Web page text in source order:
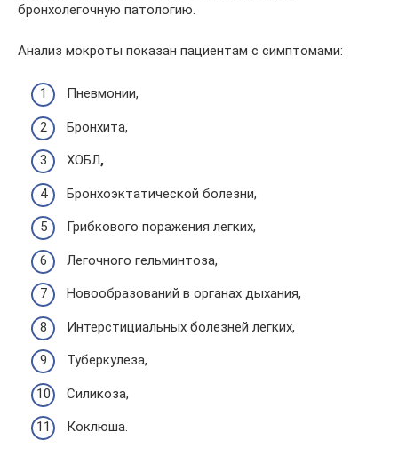
бронхолегочную патологию.
Анализ мокроты показан пациентам с симптомами:
Пневмонии,
Бронхита,
ХОБЛ,
Бронхоэктатической болезни,
Грибкового поражения легких,
Легочного гельминтоза,
Новообразований в органах дыхания,
Интерстициальных болезней легких,
Туберкулеза,
Силикоза,
Коклюша.